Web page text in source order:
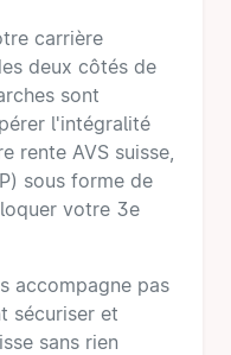
carrière
deux côtés de
sont
l'intégralité
rente AVS suisse,
sous forme de
votre 3e
accompagne pas
sécuriser et
sans rien